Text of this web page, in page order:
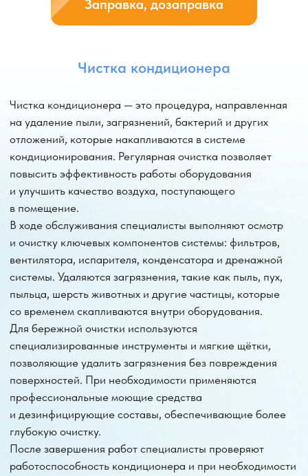
Заказать услугу
Каталог кондиционеров